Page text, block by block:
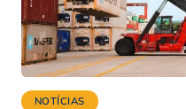
NOTÍCIAS